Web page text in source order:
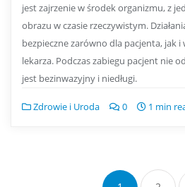
jest zajrzenie w środek organizmu, z
obrazu w czasie rzeczywistym.
bezpieczne zarówno dla pacjenta, jak
lekarza. Podczas zabiegu pacjent nie
jest bezinwazyjny i niedługi.
Zdrowie i Uroda 0 1 min
po